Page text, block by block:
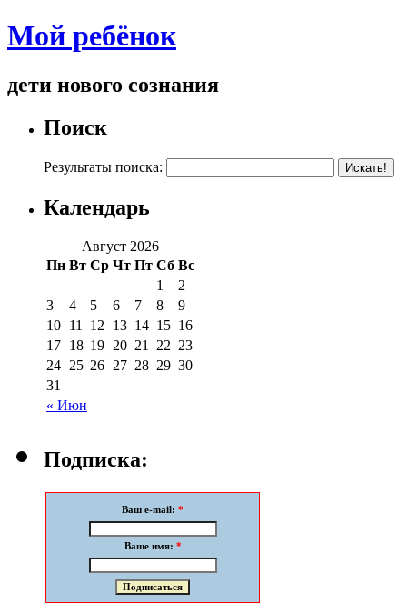
Мой ребёнок
дети нового сознания
Поиск
Результаты поиска:
Календарь
Август 2026
Пн Вт Ср Чт Пт Сб Вс
« Июн
1
2
3
4 5 6 7 8
9
10 11 12 13 14 15 16
17 18 19 20 21 22 23
24 25 26 27 28 29 30
31
Подписка:
Ваш e-mail: *
Ваше имя: *